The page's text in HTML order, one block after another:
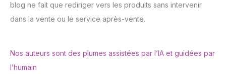
blog ne fait que rediriger vers les produits sans intervenir
dans la vente ou le service après-vente.
Nos auteurs sont des plumes assistées par l’IA et guidées par
l’humain